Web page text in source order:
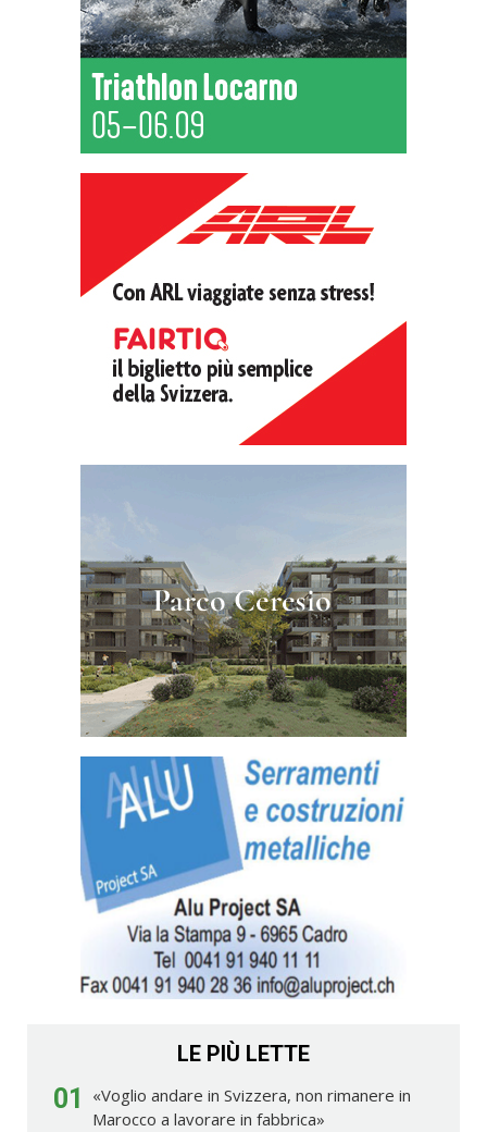
LE PIÙ LETTE
01
«Voglio andare in Svizzera, non rimanere in
Marocco a lavorare in fabbrica»